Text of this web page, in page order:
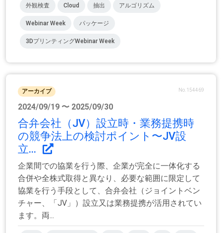
外観検査 Cloud 抽出 アルゴリズム
Webinar Week パッケージ
3DプリンティングWebinar Week
アーカイブ No.154469
2024/09/19 〜 2025/09/30
合弁会社（JV）設立時・業務提携時
の競争法上の検討ポイント〜JV設
立...
企業間での協業を行う際、企業が完全に一体化する
合併や全株式取得と異なり、必要な範囲に限定して
協業を行う手段として、合弁会社（ジョイントベン
チャー、「JV」）設立又は業務提携が活用されてい
ます。両...